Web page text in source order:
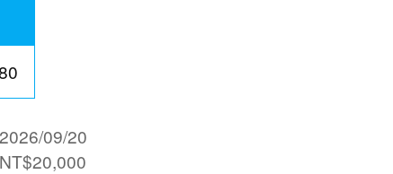
09/20